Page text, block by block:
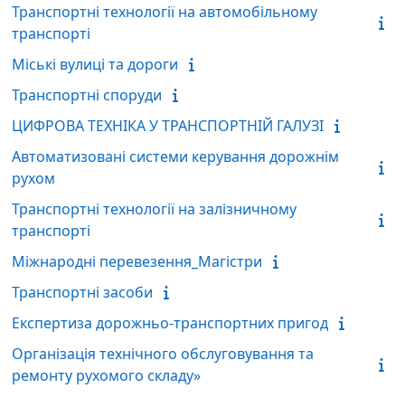
Транспортні технології на автомобільному
транспорті
Міські вулиці та дороги
Транспортні споруди
ЦИФРОВА ТЕХНІКА У ТРАНСПОРТНІЙ ГАЛУЗІ
Автоматизовані системи керування дорожнім
рухом
Транспортні технології на залізничному
транспорті
Міжнародні перевезення_Магістри
Транспортні засоби
Експертиза дорожньо-транспортних пригод
Організація технічного обслуговування та
ремонту рухомого складу»